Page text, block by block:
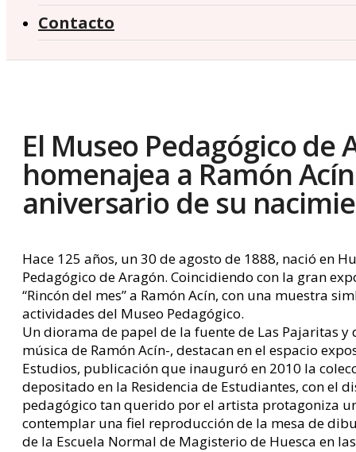
Contacto
El Museo Pedagógico de
homenajea a Ramón
aniversario de su
Hace 125 años, un 30 de agosto de 1888, nació en
Pedagógico de Aragón. Coincidiendo con la gran
“Rincón del mes” a Ramón Acín, con una muestra
actividades del Museo Pedagógico.
Un diorama de papel de la fuente de Las Pajaritas
música de Ramón Acín-, destacan en el espacio
Estudios, publicación que inauguró en 2010 la
depositado en la Residencia de Estudiantes, con el
pedagógico tan querido por el artista protagoniza
contemplar una fiel reproducción de la mesa de
de la Escuela Normal de Magisterio de Huesca en